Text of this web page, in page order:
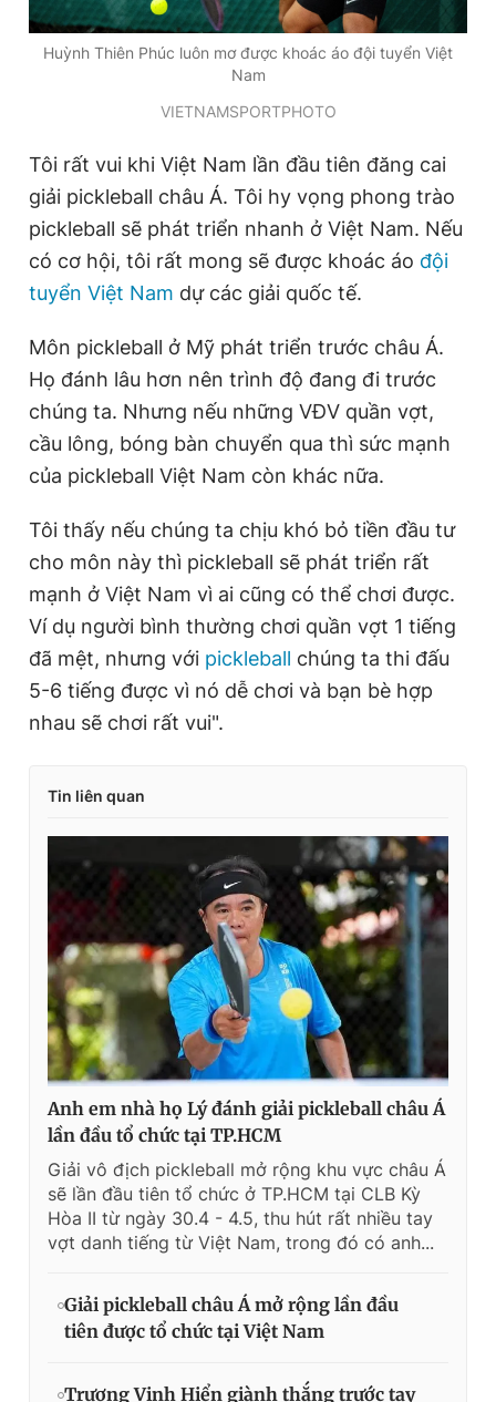
Huỳnh Thiên Phúc luôn mơ được khoác áo đội tuyển Việt
Nam
VIETNAMSPORTPHOTO
Tôi rất vui khi Việt Nam lần đầu tiên đăng cai
giải pickleball châu Á. Tôi hy vọng phong trào
pickleball sẽ phát triển nhanh ở Việt Nam. Nếu
có cơ hội, tôi rất mong sẽ được khoác áo đội
tuyển Việt Nam dự các giải quốc tế.
Môn pickleball ở Mỹ phát triển trước châu Á.
Họ đánh lâu hơn nên trình độ đang đi trước
chúng ta. Nhưng nếu những VĐV quần vợt,
cầu lông, bóng bàn chuyển qua thì sức mạnh
của pickleball Việt Nam còn khác nữa.
Tôi thấy nếu chúng ta chịu khó bỏ tiền đầu tư
cho môn này thì pickleball sẽ phát triển rất
mạnh ở Việt Nam vì ai cũng có thể chơi được.
Ví dụ người bình thường chơi quần vợt 1 tiếng
đã mệt, nhưng với pickleball chúng ta thi đấu
5-6 tiếng được vì nó dễ chơi và bạn bè hợp
nhau sẽ chơi rất vui".
Tin liên quan
Anh em nhà họ Lý đánh giải pickleball châu Á
lần đầu tổ chức tại TP.HCM
Giải vô địch pickleball mở rộng khu vực châu Á
sẽ lần đầu tiên tổ chức ở TP.HCM tại CLB Kỳ
Hòa II từ ngày 30.4 - 4.5, thu hút rất nhiều tay
vợt danh tiếng từ Việt Nam, trong đó có anh...
Giải pickleball châu Á mở rộng lần đầu
tiên được tổ chức tại Việt Nam
Trương Vinh Hiển giành thắng trước tay